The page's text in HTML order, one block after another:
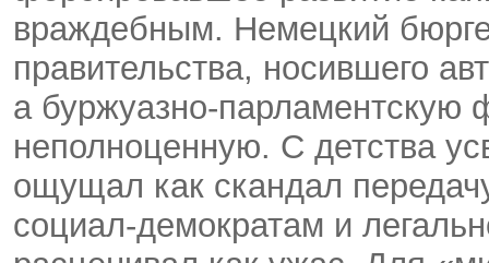
враждебным. Немецкий
правительства, носившего
а буржуазно-парламентскую
неполноценную. С детства
ощущал как скандал
социал-демократам и